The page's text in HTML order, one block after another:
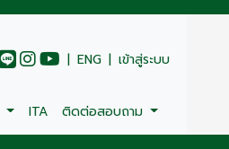
| ENG | เข้าสู่ระบบ
ITA ติดต่อสอบถาม